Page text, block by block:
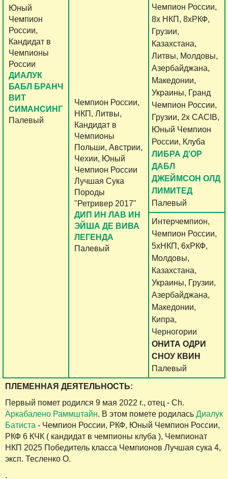
Юный
Чемпион
России,
Кандидат в
Чемпионы
России
ДИАЛУК
БАБЛ БРАНЧ
ВИТ
СИМАНСИНГ
Палевый
Чемпион России,
НКП, Литвы,
Кандидат в
Чемпионы
Польши, Австрии,
Чехии, Юный
Чемпион России
Лучшая Сука
Породы
"Ретривер 2017"
ДИП ИН ЛАВ ИН
ЭЙША ДЕ ВИВА
ЛЕГЕНДА
Палевый
Чемпион России,
8х НКП, 8хРКФ,
Грузии,
Казахстана,
Литвы, Молдовы,
Азербайджана,
Македонии,
Украины, Гранд
Чемпион России,
Грузии, 2х CACIB,
Юный Чемпион
России, Клуба
ЛИБРА Д'ОР
ДАБЛ
ДЖЕЙМСОН ОЛД
ЛИМИТЕД
Палевый
Интерчемпион,
Чемпион России,
5хНКП, 6хРКФ,
Молдовы,
Казахстана,
Украины, Грузии,
Азербайджана,
Македонии,
Кипра,
Черногории
ОНИТА ОДРИ
СНОУ КВИН
Палевый
ПЛЕМЕННАЯ ДЕЯТЕЛЬНОСТЬ:
Первый помет родился 9 мая 2022 г., отец - Ch.
Аркабалено Раммштайн. В этом помете родилась Диалук
Батиста - Чемпион России, РКФ, Юный Чемпион России,
РКФ 6 КЧК ( кандидат в чемпионы клуба ), Чемпионат
НКП 2025 Победитель класса Чемпионов Лучшая сука 4,
эксп. Тесленко О.
.